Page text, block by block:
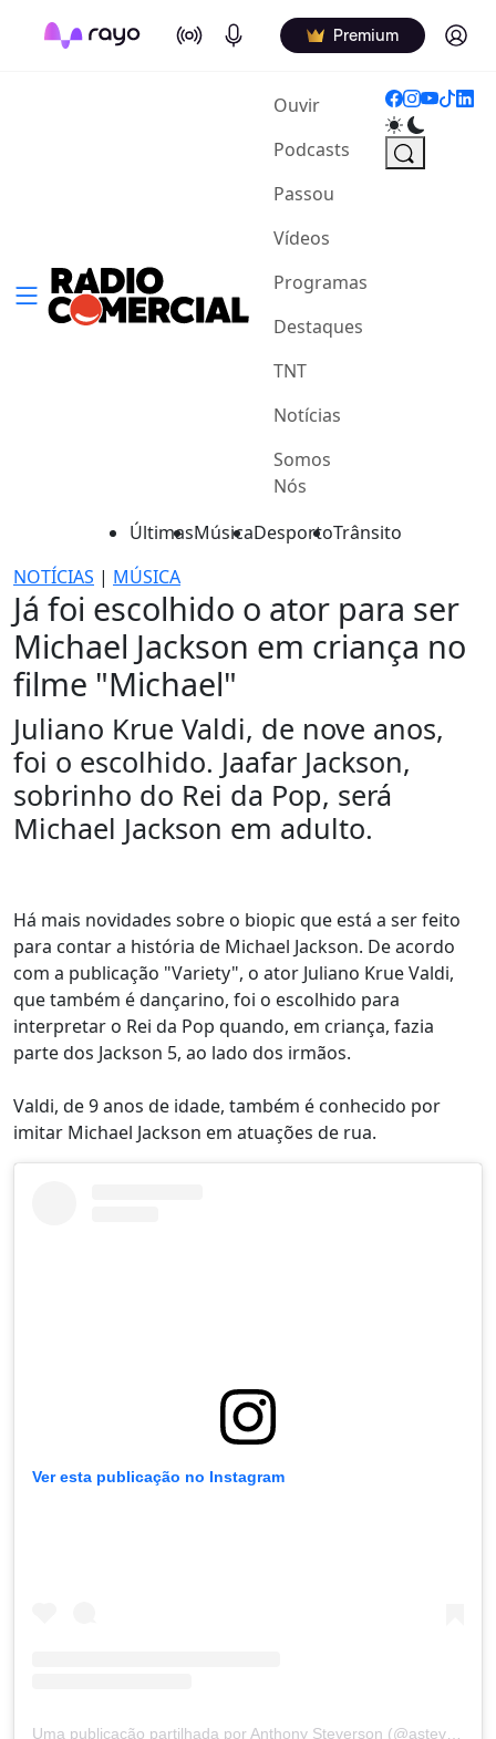
On Air Podcasts Premium Log in
Ouvir(current)
Podcasts
Passou
Vídeos
Programas
Destaques
TNT
Notícias
Somos
Nós
ÚltimasMúsicaDesportoTrânsito
NOTÍCIAS | MÚSICA
Já foi escolhido o ator para ser
Michael Jackson em criança no
filme "Michael"
Juliano Krue Valdi, de nove anos,
foi o escolhido. Jaafar Jackson,
sobrinho do Rei da Pop, será
Michael Jackson em adulto.
Há mais novidades sobre o biopic que está a ser feito
para contar a história de Michael Jackson. De acordo
com a publicação "Variety", o ator Juliano Krue Valdi,
que também é dançarino, foi o escolhido para
interpretar o Rei da Pop quando, em criança, fazia
parte dos Jackson 5, ao lado dos irmãos.
Valdi, de 9 anos de idade, também é conhecido por
imitar Michael Jackson em atuações de rua.
Ver esta publicação no Instagram